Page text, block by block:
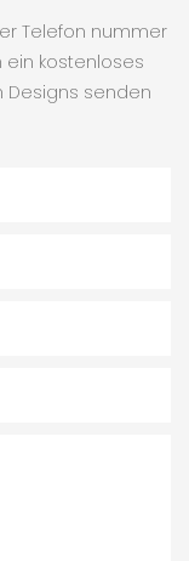
Telefon nummer
ein kostenloses
Designs senden